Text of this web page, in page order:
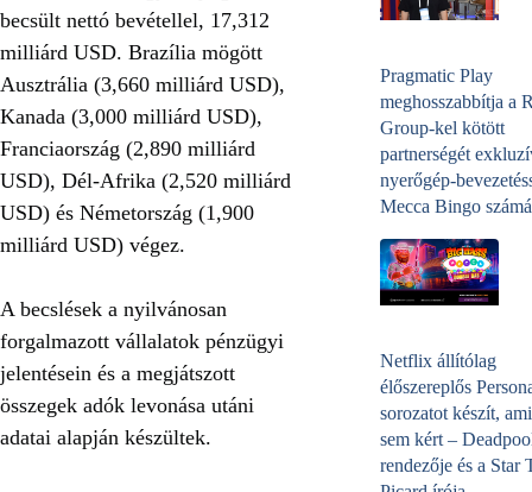
becsült nettó bevétellel, 17,312
milliárd USD. Brazília mögött
Ausztrália (3,660 milliárd USD),
Kanada (3,000 milliárd USD),
Franciaország (2,890 milliárd
USD), Dél-Afrika (2,520 milliárd
USD) és Németország (1,900
milliárd USD) végez.
A becslések a nyilvánosan
forgalmazott vállalatok pénzügyi
jelentésein és a megjátszott
összegek adók levonása utáni
adatai alapján készültek.
Pragmatic Play
meghosszabbítja a
Group-kel kötött
partnerségét
nyerőgép-
Mecca Bingo
Netflix állítólag
élőszereplős
sorozatot készít,
sem kért –
rendezője és a Star